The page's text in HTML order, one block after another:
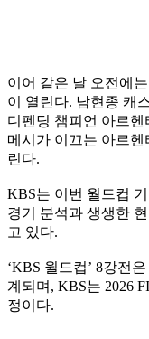
이어 같은 날 오전에
이 열린다. 남현종 캐
디펜딩 챔피언 아르
메시가 이끄는 아르
린다.
KBS는 이번 월드컵
경기 분석과 생생한
고 있다.
‘KBS 월드컵’ 8강전
계되며, KBS는 2026
정이다.